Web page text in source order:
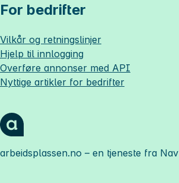
For bedrifter
Vilkår og retningslinjer
Hjelp til innlogging
Overføre annonser med API
Nyttige artikler for bedrifter
arbeidsplassen.no – en tjeneste fra Nav